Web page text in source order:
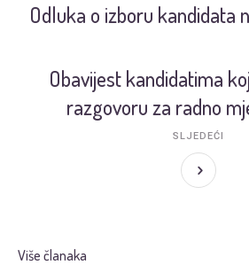
Odluka o izboru kandidata
Obavijest kandidatima
razgovoru za radno
SLJEDEĆI
Više članaka